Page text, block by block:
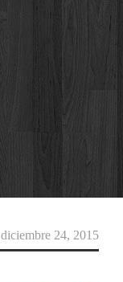
diciembre 24, 2015